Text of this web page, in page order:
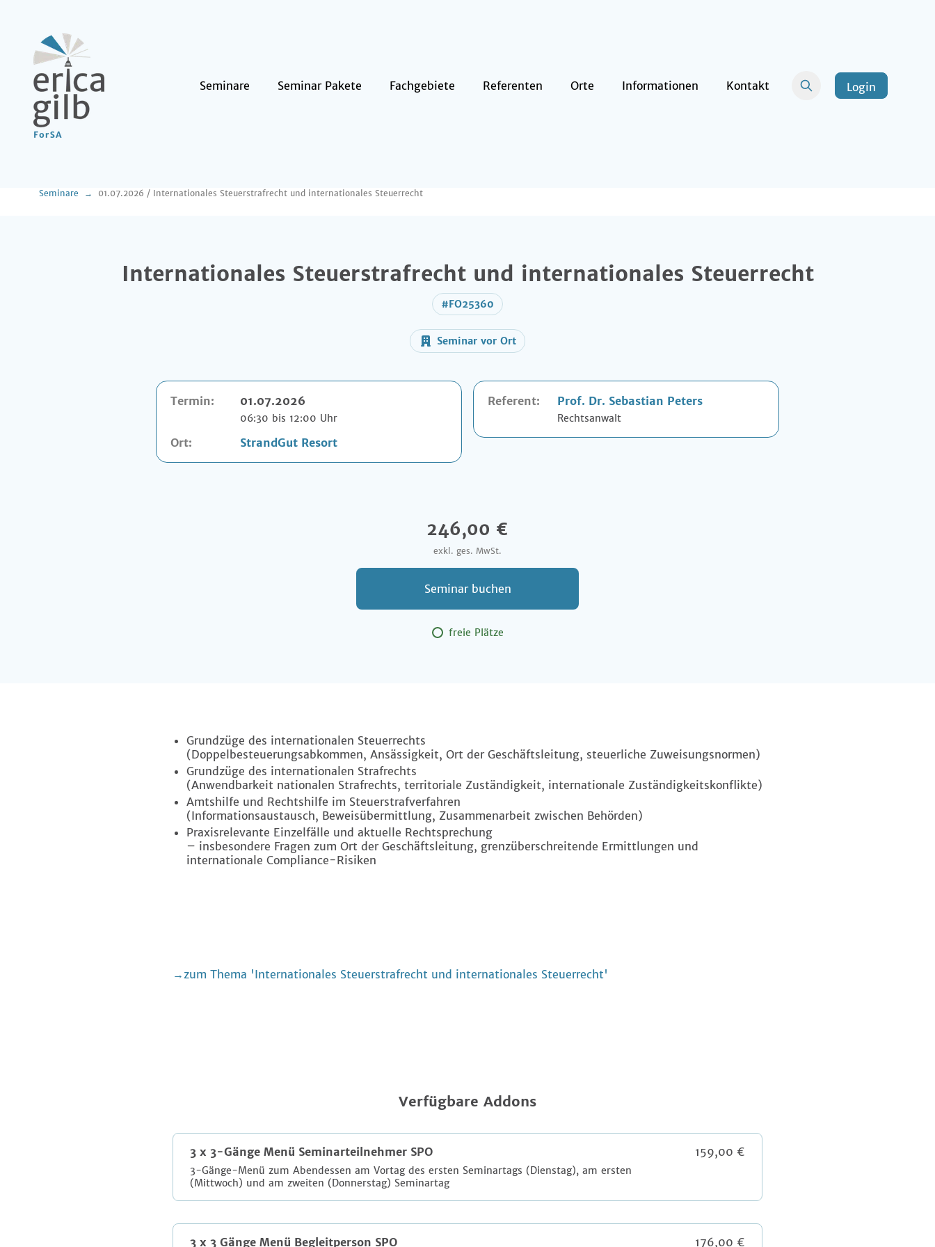
Seminare Seminar Pakete Fachgebiete Referenten Orte Informationen Kontakt Login
Seminare 01.07.2026 / Internationales Steuerstrafrecht und internationales Steuerrecht
Internationales Steuerstrafrecht und internationales Steuerrecht
#FO25360
Seminar vor Ort
Termin: 01.07.2026
06:30 bis 12:00 Uhr
Ort: StrandGut Resort
Referent: Prof. Dr. Sebastian Peters
Rechtsanwalt
246,00 €
exkl. ges. MwSt.
Seminar buchen
freie Plätze
Grundzüge des internationalen Steuerrechts
(Doppelbesteuerungsabkommen, Ansässigkeit, Ort der Geschäftsleitung, steuerliche Zuweisungsnormen)
Grundzüge des internationalen Strafrechts
(Anwendbarkeit nationalen Strafrechts, territoriale Zuständigkeit, internationale Zuständigkeitskonflikte)
Amtshilfe und Rechtshilfe im Steuerstrafverfahren
(Informationsaustausch, Beweisübermittlung, Zusammenarbeit zwischen Behörden)
Praxisrelevante Einzelfälle und aktuelle Rechtsprechung
– insbesondere Fragen zum Ort der Geschäftsleitung, grenzüberschreitende Ermittlungen und
internationale Compliance-Risiken
zum Thema 'Internationales Steuerstrafrecht und internationales Steuerrecht'
Verfügbare Addons
3 x 3-Gänge Menü Seminarteilnehmer SPO 159,00 €
3-Gänge-Menü zum Abendessen am Vortag des ersten Seminartags (Dienstag), am ersten
(Mittwoch) und am zweiten (Donnerstag) Seminartag
3 x 3 Gänge Menü Begleitperson SPO 176,00 €